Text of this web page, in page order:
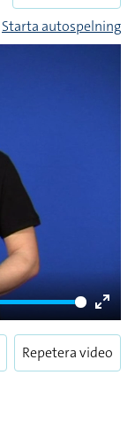
Starta autospelning
Enter
Repetera video